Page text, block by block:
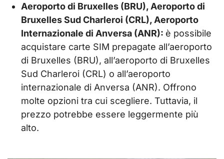
Aeroporto di Bruxelles (BRU), Aeroporto di
Bruxelles Sud Charleroi (CRL), Aeroporto
Internazionale di Anversa (ANR): è possibile
acquistare carte SIM prepagate all’aeroporto
di Bruxelles (BRU), all’aeroporto di Bruxelles
Sud Charleroi (CRL) o all’aeroporto
internazionale di Anversa (ANR). Offrono
molte opzioni tra cui scegliere. Tuttavia, il
prezzo potrebbe essere leggermente più
alto.